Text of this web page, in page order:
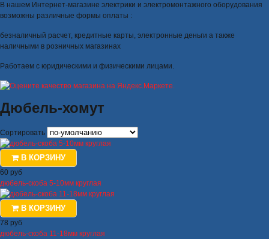
В нашем Интернет-магазине электрики и электромонтажного оборудования
возможны различные формы оплаты :
безналичный расчет, кредитные карты, электронные деньги а также
наличными в розничных магазинах
Работаем с юридическими и физическими лицами.
Дюбель-хомут
Сортировать
В КОРЗИНУ
60 руб
дюбель-скоба 5-10мм круглая
В КОРЗИНУ
78 руб
дюбель-скоба 11-18мм круглая